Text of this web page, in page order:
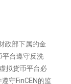
政部下属的金
平台遵守反洗
拟货币平台必
守FinCEN的监